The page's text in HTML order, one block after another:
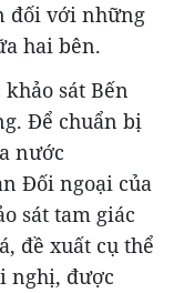
đối với những
hai bên.
sát Bến
Để chuẩn bị
nước
Đối ngoại của
sát tam giác
đề xuất cụ thể
nghị, được